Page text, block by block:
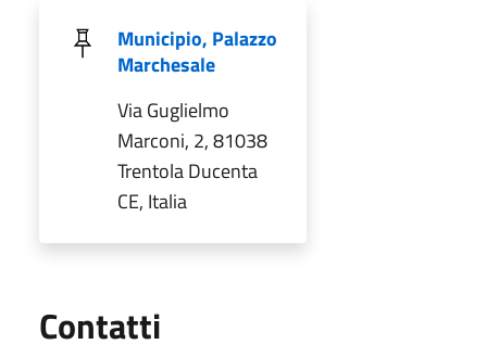
Municipio, Palazzo
Marchesale
Via Guglielmo
Marconi, 2, 81038
Trentola Ducenta
CE, Italia
Contatti